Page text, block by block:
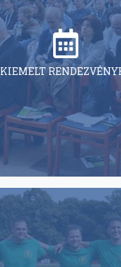
KIEMELT